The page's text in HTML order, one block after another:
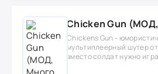
Chicken Gun
Chickens Gun -
мультиплеерный шутер
вместо солдат нужно